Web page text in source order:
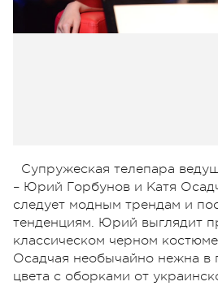
Супружеская телепара
– Юрий Горбунов и Катя
следует модным трендам и
тенденциям. Юрий выглядит
классическом черном
Осадчая необычайно нежна в
цвета с оборками от